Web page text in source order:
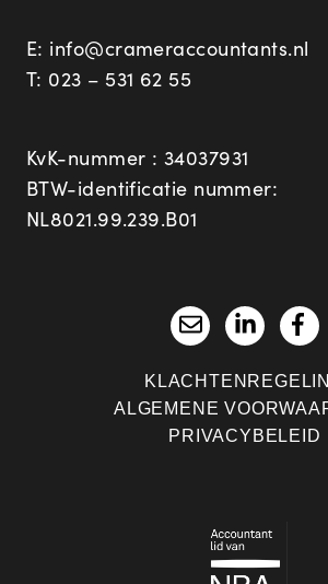
E: info@crameraccountants.nl
T: 023 – 531 62 55
KvK-nummer : 34037931
BTW-identificatie nummer:
NL8021.99.239.B01
ALGEMENE
PRIVACYBELEID